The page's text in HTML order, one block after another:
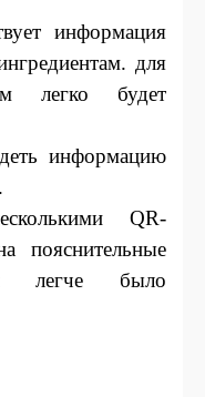
информация
для
легко будет
информацию
QR-
пояснительные
легче было